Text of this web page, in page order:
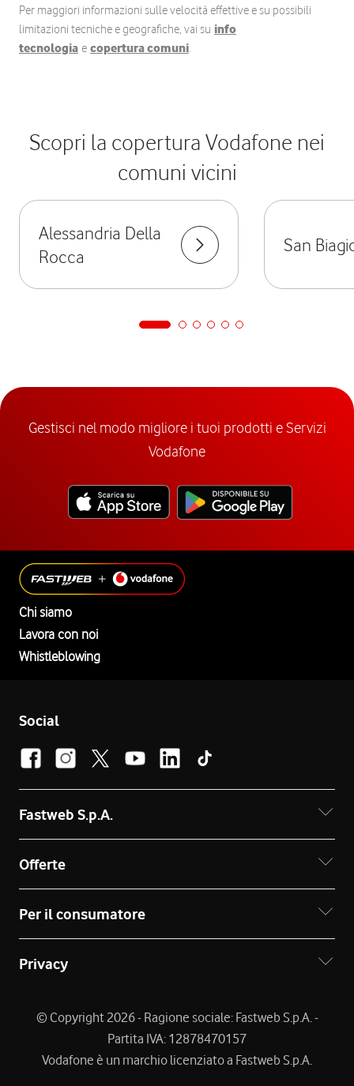
Per maggiori informazioni sulle velocità effettive e su possibili
limitazioni tecniche e geografiche, vai su info
tecnologia e copertura comuni.
Scopri la copertura Vodafone nei
comuni vicini
Alessandria Della
Rocca
San
Gestisci nel modo migliore i tuoi prodotti e Servizi
Vodafone
Chi siamo
Lavora con noi
Whistleblowing
Social
Fastweb S.p.A.
Offerte
Per il consumatore
Privacy
© Copyright 2026 - Ragione sociale: Fastweb S.p.A. -
Partita IVA: 12878470157
Vodafone è un marchio licenziato a Fastweb S.p.A.